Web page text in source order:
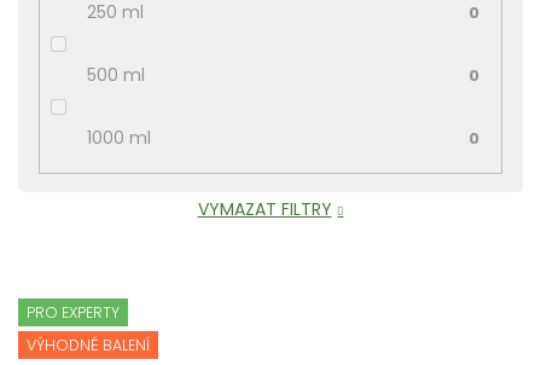
250 ml 0
500 ml 0
1000 ml 0
VYMAZAT FILTRY
V
ý
p
PRO EXPERTY
VÝHODNÉ BALENÍ